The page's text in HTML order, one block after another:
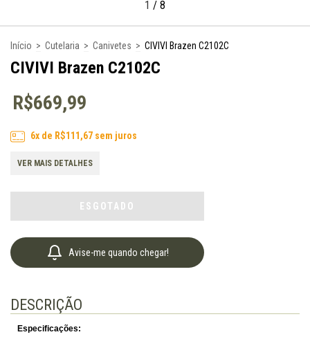
1 / 8
Início > Cutelaria > Canivetes > CIVIVI Brazen C2102C
CIVIVI Brazen C2102C
R$669,99
6x de R$111,67sem juros
VER MAIS DETALHES
Avise-me quando chegar!
DESCRIÇÃO
Especificações: